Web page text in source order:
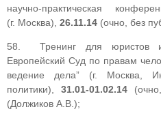
научно-практическая
(г. Москва), 26.11.14 (очно, без
58. Тренинг для юристов
Европейский Суд по правам
ведение дела” (г. Москва,
политики),31.01-01.02.14
(Должиков А.В.);